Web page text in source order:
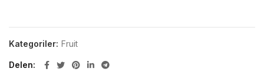
Kategoriler: Fruit
Delen